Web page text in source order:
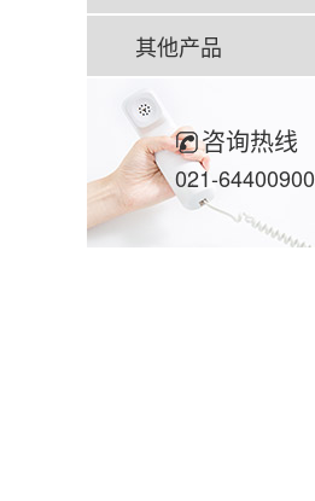
其他产品
咨询热线
021-64400900